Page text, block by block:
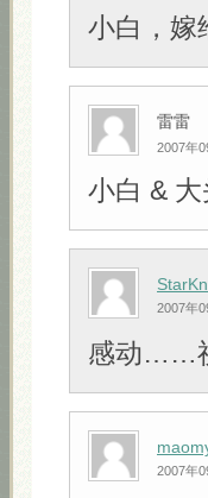
小白，嫁
雷雷
2007年
小白 &
2007年
感动……
2007年